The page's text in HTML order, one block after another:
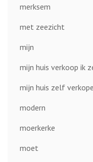
merksem
met zeezicht
mijn
mijn huis verkoop ik
mijn huis zelf
modern
moerkerke
moet